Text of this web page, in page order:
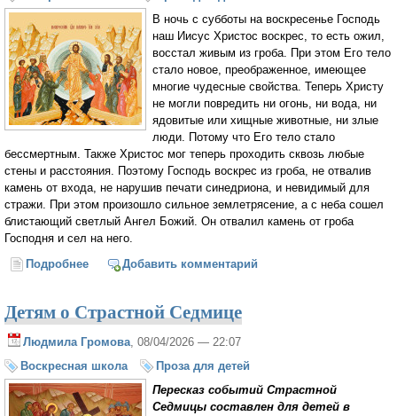
В ночь с субботы на воскресенье Господь
наш Иисус Христос воскрес, то есть ожил,
восстал живым из гроба. При этом Его тело
стало новое, преображенное, имеющее
многие чудесные свойства. Теперь Христу
не могли повредить ни огонь, ни вода, ни
ядовитые или хищные животные, ни злые
люди. Потому что Его тело стало
бессмертным. Также Христос мог теперь проходить сквозь любые
стены и расстояния. Поэтому Господь воскрес из гроба, не отвалив
камень от входа, не нарушив печати синедриона, и невидимый для
стражи. При этом произошло сильное землетрясение, а с неба сошел
блистающий светлый Ангел Божий. Он отвалил камень от гроба
Господня и сел на него.
Подробнее о Детям о Воскресении Христовом
Добавить комментарий
Детям о Страстной Седмице
Людмила Громова, 08/04/2026 — 22:07
Воскресная школа
Проза для детей
Пересказ событий Страстной
Седмицы составлен для детей в